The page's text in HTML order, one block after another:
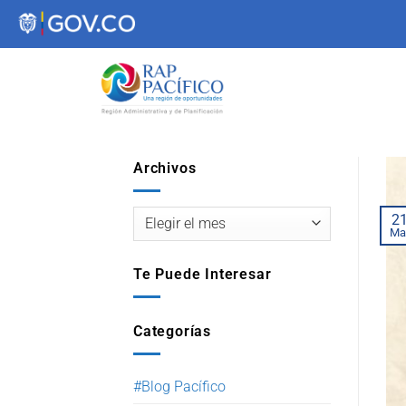
contenido
Archivos
Te Puede Interesar
Categorías
#Blog Pacífico